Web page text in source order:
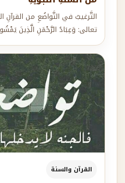
التَّرغيبُ في
تعالى: وَعِبَادُ الرَّحْمَنِ الَّذِينَ
القرآن والسنة